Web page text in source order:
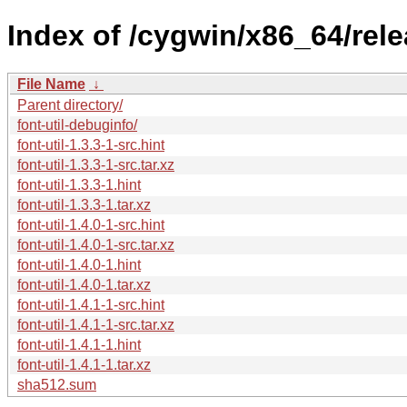
Index of /cygwin/x86_64/
File Name ↓
Parent directory/
font-util-debuginfo/
font-util-1.3.3-1-src.hint
font-util-1.3.3-1-src.tar.xz
font-util-1.3.3-1.hint
font-util-1.3.3-1.tar.xz
font-util-1.4.0-1-src.hint
font-util-1.4.0-1-src.tar.xz
font-util-1.4.0-1.hint
font-util-1.4.0-1.tar.xz
font-util-1.4.1-1-src.hint
font-util-1.4.1-1-src.tar.xz
font-util-1.4.1-1.hint
font-util-1.4.1-1.tar.xz
sha512.sum